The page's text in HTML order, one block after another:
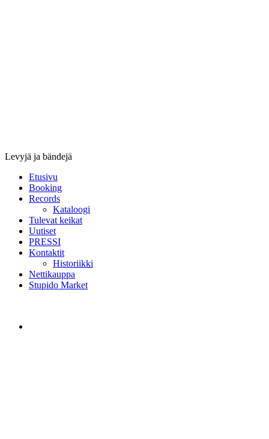
Levyjä ja bändejä
Etusivu
Booking
Records
Kataloogi
Tulevat keikat
Uutiset
PRESSI
Kontaktit
Historiikki
Nettikauppa
Stupido Market